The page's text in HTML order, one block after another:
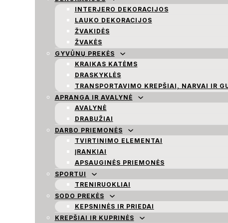
INTERJERO DEKORACIJOS
LAUKO DEKORACIJOS
ŽVAKIDĖS
ŽVAKĖS
GYVŪNŲ PREKĖS
KRAIKAS KATĖMS
DRASKYKLĖS
TRANSPORTAVIMO KREPŠIAI, NARVAI IR
APRANGA IR AVALYNĖ
AVALYNĖ
DRABUŽIAI
DARBO PRIEMONĖS
TVIRTINIMO ELEMENTAI
ĮRANKIAI
APSAUGINĖS PRIEMONĖS
SPORTUI
TRENIRUOKLIAI
SODO PREKĖS
KEPSNINĖS IR PRIEDAI
KREPŠIAI IR KUPRINĖS